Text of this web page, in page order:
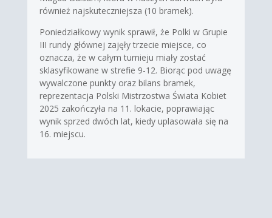
również najskuteczniejsza (10 bramek).
Poniedziałkowy wynik sprawił, że Polki w Grupie
III rundy głównej zajęły trzecie miejsce, co
oznacza, że w całym turnieju miały zostać
sklasyfikowane w strefie 9-12. Biorąc pod uwagę
wywalczone punkty oraz bilans bramek,
reprezentacja Polski Mistrzostwa Świata Kobiet
2025 zakończyła na 11. lokacie, poprawiając
wynik sprzed dwóch lat, kiedy uplasowała się na
16. miejscu.